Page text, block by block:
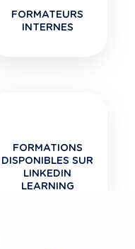
FORMATEURS
INTERNES
FORMATIONS
DISPONIBLES SUR
LINKEDIN
LEARNING